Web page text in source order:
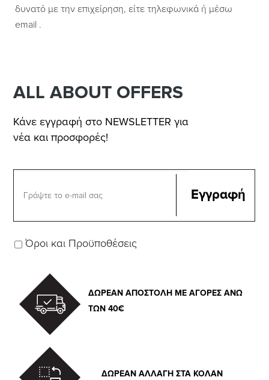
δυνατό με την επιχείρηση, είτε τηλεφωνικά ή μέσω
email .
ALL ABOUT OFFERS
Κάνε εγγραφή στο NEWSLETTER για
νέα και προσφορές!
Όροι και Προϋποθέσεις
ΔΩΡΕΑΝ ΑΠΟΣΤΟΛΗ ΜΕ ΑΓΟΡΕΣ ΑΝΩ
ΤΩΝ 40€
ΔΩΡΕΑΝ ΑΛΛΑΓΗ ΣΤΑ ΚΟΛΑΝ